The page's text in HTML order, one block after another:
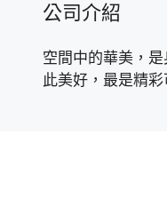
公司介紹
空間中的華美，
此美好，最是精彩